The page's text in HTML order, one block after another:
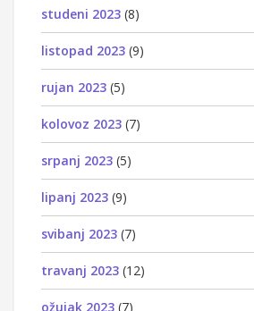
studeni 2023 (8)
listopad 2023 (9)
rujan 2023 (5)
kolovoz 2023 (7)
srpanj 2023 (5)
lipanj 2023 (9)
svibanj 2023 (7)
travanj 2023 (12)
ožujak 2023 (7)